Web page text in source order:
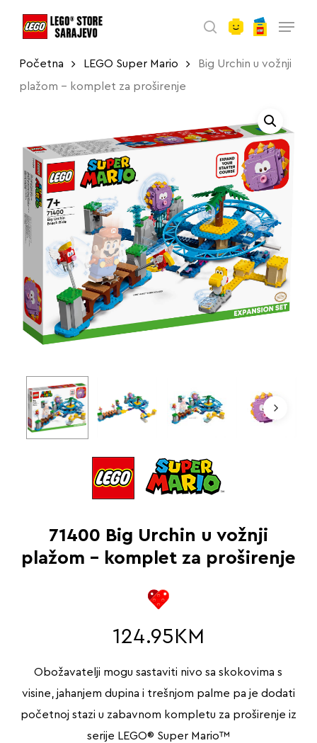
search
Početna LEGO Super Mario Big Urchin u vožnji
plažom – komplet za proširenje
71400 Big Urchin u vožnji
plažom – komplet za proširenje
124.95 KM
Obožavatelji mogu sastaviti nivo sa skokovima s
visine, jahanjem dupina i trešnjom palme pa je dodati
početnoj stazi u zabavnom kompletu za proširenje iz
serije LEGO® Super Mario™